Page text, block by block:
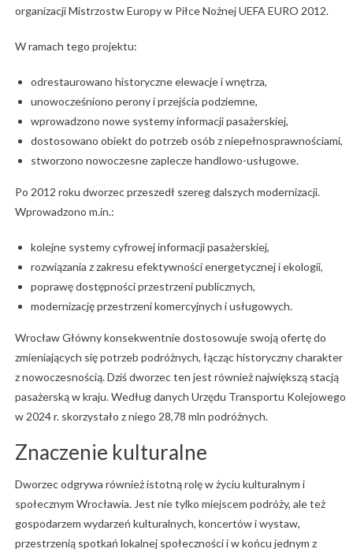
organizacji Mistrzostw Europy w Piłce Nożnej UEFA EURO 2012.
W ramach tego projektu:
odrestaurowano historyczne elewacje i wnętrza,
unowocześniono perony i przejścia podziemne,
wprowadzono nowe systemy informacji pasażerskiej,
dostosowano obiekt do potrzeb osób z niepełnosprawnościami,
stworzono nowoczesne zaplecze handlowo-usługowe.
Po 2012 roku dworzec przeszedł szereg dalszych modernizacji.
Wprowadzono m.in.:
kolejne systemy cyfrowej informacji pasażerskiej,
rozwiązania z zakresu efektywności energetycznej i ekologii,
poprawę dostępności przestrzeni publicznych,
modernizację przestrzeni komercyjnych i usługowych.
Wrocław Główny konsekwentnie dostosowuje swoją ofertę do
zmieniających się potrzeb podróżnych, łącząc historyczny charakter
z nowoczesnością. Dziś dworzec ten jest również największą stacją
pasażerską w kraju. Według danych Urzędu Transportu Kolejowego
w 2024 r. skorzystało z niego 28,78 mln podróżnych.
Znaczenie kulturalne
Dworzec odgrywa również istotną rolę w życiu kulturalnym i
społecznym Wrocławia. Jest nie tylko miejscem podróży, ale też
gospodarzem wydarzeń kulturalnych, koncertów i wystaw,
przestrzenią spotkań lokalnej społeczności i w końcu jednym z